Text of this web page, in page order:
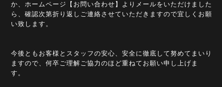
か、ホームページ【お問い合わせ】よりメールをいただけました
ら、確認次第折り返しご連絡させていただきますので宜しくお願
い致します。
今後ともお客様とスタッフの安心、安全に徹底して努めてまいり
ますので、何卒ご理解ご協力のほど重ねてお願い申し上げま
す。